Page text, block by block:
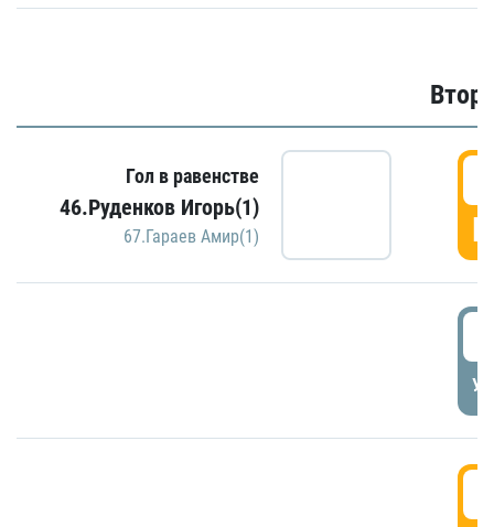
Гол в равенстве
46.Руденков Игорь(1)
67.Гараев Амир(1)